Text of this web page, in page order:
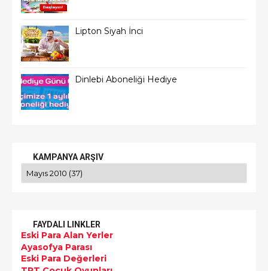
Lipton Siyah İnci
Dinlebi Aboneliği Hediye
KAMPANYA ARŞIV
FAYDALI LINKLER
Eski Para Alan Yerler
Ayasofya Parası
Eski Para Değerleri